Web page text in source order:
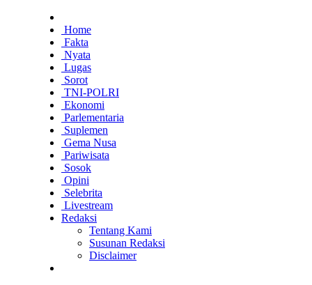
Home
Fakta
Nyata
Lugas
Sorot
TNI-POLRI
Ekonomi
Parlementaria
Suplemen
Gema Nusa
Pariwisata
Sosok
Opini
Selebrita
Livestream
Redaksi
Tentang Kami
Susunan Redaksi
Disclaimer